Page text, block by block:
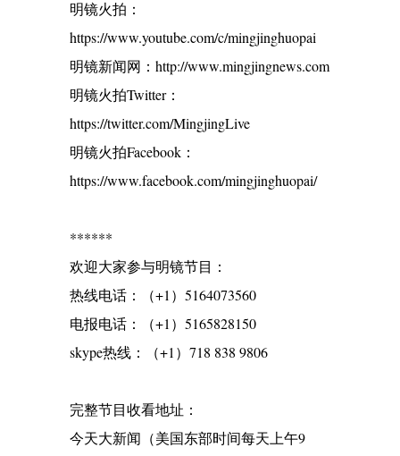
明镜火拍：
https://www.youtube.com/c/mingjinghuopai
明镜新闻网：http://www.mingjingnews.com
明镜火拍Twitter：
https://twitter.com/MingjingLive
明镜火拍Facebook：
https://www.facebook.com/mingjinghuopai/
******
欢迎大家参与明镜节目：
热线电话：（+1）5164073560
电报电话：（+1）5165828150
skype热线：（+1）718 838 9806
完整节目收看地址：
今天大新闻（美国东部时间每天上午9